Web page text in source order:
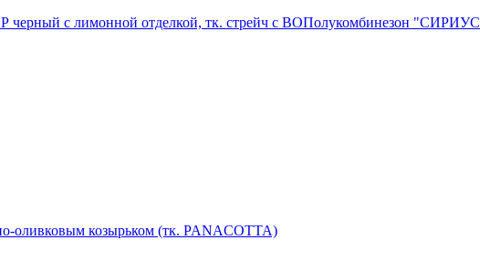
с лимонной отделкой, тк. стрейч с ВОПолукомбинезон
оливковым козырьком (тк. PANACOTTA)